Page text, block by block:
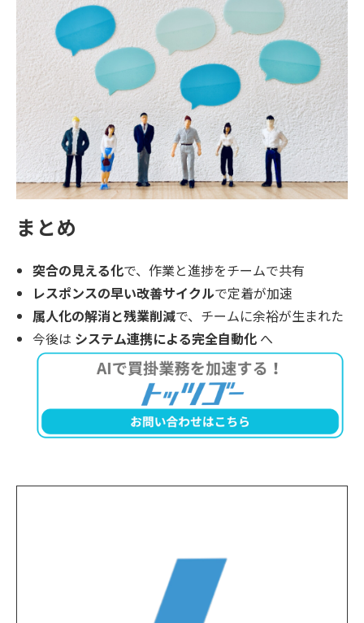
まとめ
突合の見える化で、作業と進捗をチームで共有
レスポンスの早い改善サイクルで定着が加速
属人化の解消と残業削減で、チームに余裕が生まれた
今後は システム連携による完全自動化 へ